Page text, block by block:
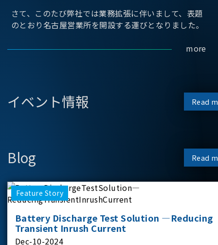
さて、このたび弊社では業務拡張に伴いまして、表題
のとおり名古屋営業所を開設する運びとなりました。
more
イベント情報 Read
Blog Read
Feature Story
Battery Discharge Test Solution —Reducing
Transient Inrush Current
Dec-10-2024